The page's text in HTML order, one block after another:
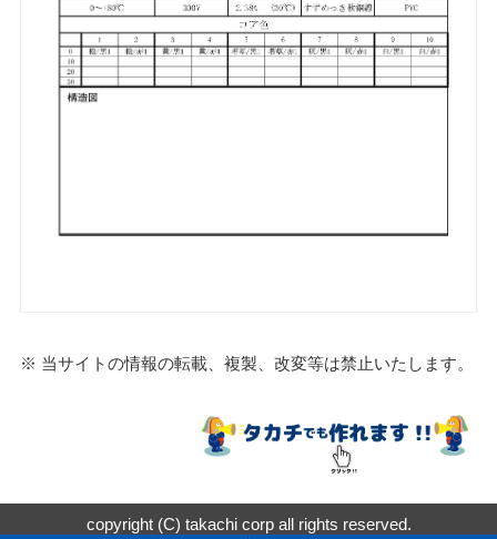
※ 当サイトの情報の転載、複製、改変等は禁止いたします。
copyright (C) takachi corp all rights reserved.